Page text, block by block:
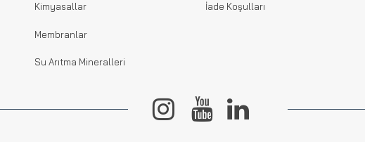
Kimyasallar
Membranlar
Su Arıtma Mineralleri
İade Koşulları